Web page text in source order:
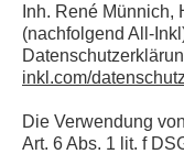
Inh. René
(nachfolgend All-
inkl.com/
Die Verwendung
Art. 6 Abs. 1 lit. f